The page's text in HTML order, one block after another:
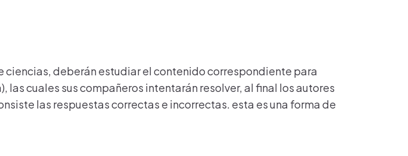
ciencias, deberán estudiar el contenido correspondiente para
cuales sus compañeros intentarán resolver, al final los autores
las respuestas correctas e incorrectas. esta es una forma de